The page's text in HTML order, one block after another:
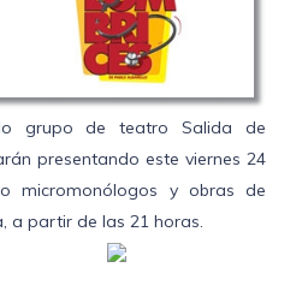
grupo de teatro Salida de
presentando este viernes 24
micromonólogos y obras de
a partir de las 21 horas.